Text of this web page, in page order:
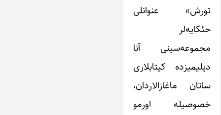
تورش» عنوانلی
حئکایه‌لر
مجموعه‌سینی ‌آنا
دیلیمیزده کیتابلاری
ساتان ماغازالاردان،
خصوصیله اورمو